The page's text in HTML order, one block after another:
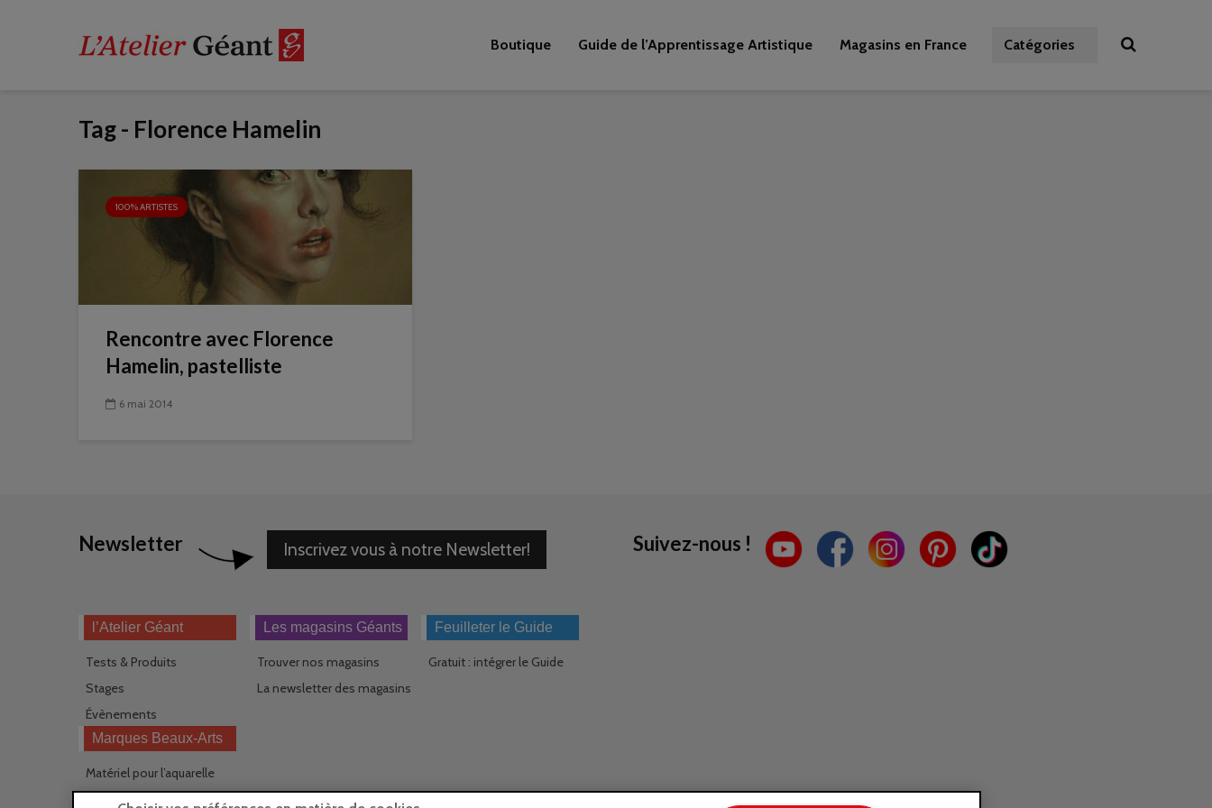
Boutique Guide de l’Apprentissage Artistique Magasins en France Catégories
Tag - Florence Hamelin
100% ARTISTES
Rencontre avec Florence
Hamelin, pastelliste
6 mai 2014
Newsletter Inscrivez vous à notre Newsletter! Suivez-nous !
l’Atelier Géant
Tests & Produits
Stages
Évènements
Les magasins Géants
Trouver nos magasins
La newsletter des magasins
Feuilleter le Guide
Gratuit : intégrer le Guide
Marques Beaux-Arts
Matériel pour l’aquarelle
Matériel pour l’acrylique